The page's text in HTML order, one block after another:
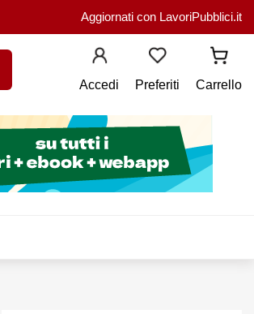
Aggiornati con LavoriPubblici.it
Accedi
Preferiti Carrello